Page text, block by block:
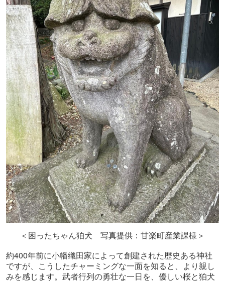
＜困ったちゃん狛犬 写真提供：甘楽町産業課様＞
約400年前に小幡織田家によって創建された歴史ある神社
ですが、こうしたチャーミングな一面を知ると、より親し
みを感じます。武者行列の勇壮な一日を、優しい桜と狛犬